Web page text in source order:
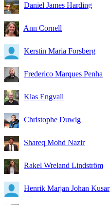
Daniel James Harding
Ann Cornell
Kerstin Maria Forsberg
Frederico Marques Penha
Klas Engvall
Christophe Duwig
Shareq Mohd Nazir
Rakel Wreland Lindström
Henrik Marjan Johan Kusar